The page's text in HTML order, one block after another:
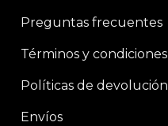
Preguntas frecuentes
Términos y condiciones
Políticas de devolución
Envíos